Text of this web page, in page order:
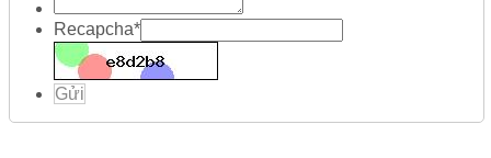
Recapcha*
Gửi